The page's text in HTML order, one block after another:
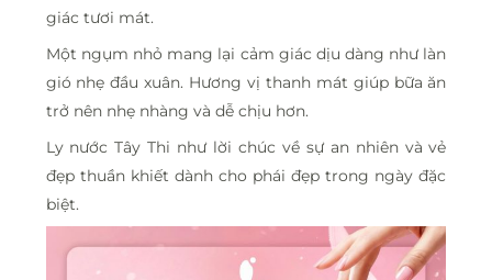
giác tươi mát.
Một ngụm nhỏ mang lại cảm giác dịu dàng như làn
gió nhẹ đầu xuân. Hương vị thanh mát giúp bữa ăn
trở nên nhẹ nhàng và dễ chịu hơn.
Ly nước Tây Thi như lời chúc về sự an nhiên và vẻ
đẹp thuần khiết dành cho phái đẹp trong ngày đặc
biệt.